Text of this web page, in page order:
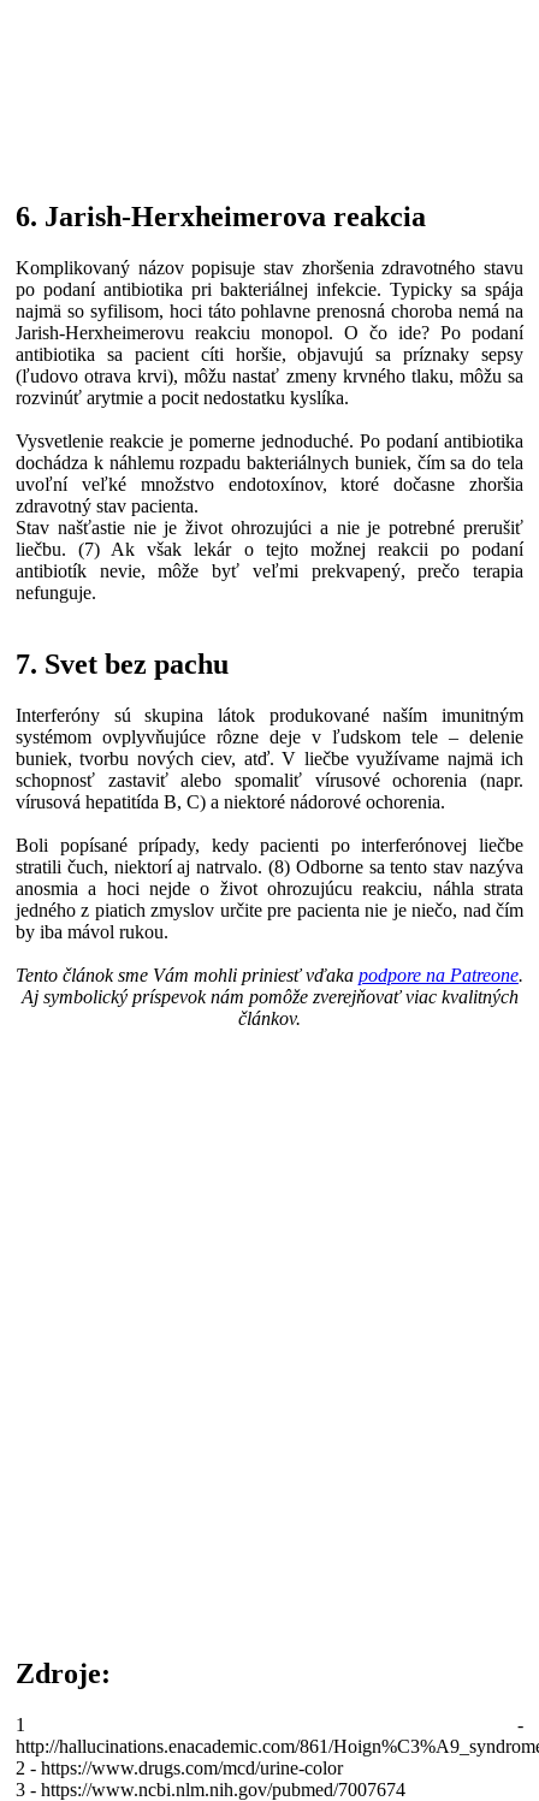
6. Jarish-Herxheimerova reakcia
Komplikovaný názov popisuje stav zhoršenia zdravotného stavu
po podaní antibiotika pri bakteriálnej infekcie. Typicky sa spája
najmä so syfilisom, hoci táto pohlavne prenosná choroba nemá na
Jarish-Herxheimerovu reakciu monopol. O čo ide? Po podaní
antibiotika sa pacient cíti horšie, objavujú sa príznaky sepsy
(ľudovo otrava krvi), môžu nastať zmeny krvného tlaku, môžu sa
rozvinúť arytmie a pocit nedostatku kyslíka.
Vysvetlenie reakcie je pomerne jednoduché. Po podaní antibiotika
dochádza k náhlemu rozpadu bakteriálnych buniek, čím sa do tela
uvoľní veľké množstvo endotoxínov, ktoré dočasne zhoršia
zdravotný stav pacienta.
Stav našťastie nie je život ohrozujúci a nie je potrebné prerušiť
liečbu. (7) Ak však lekár o tejto možnej reakcii po podaní
antibiotík nevie, môže byť veľmi prekvapený, prečo terapia
nefunguje.
7. Svet bez pachu
Interferóny sú skupina látok produkované naším imunitným
systémom ovplyvňujúce rôzne deje v ľudskom tele – delenie
buniek, tvorbu nových ciev, atď. V liečbe využívame najmä ich
schopnosť zastaviť alebo spomaliť vírusové ochorenia (napr.
vírusová hepatitída B, C) a niektoré nádorové ochorenia.
Boli popísané prípady, kedy pacienti po interferónovej liečbe
stratili čuch, niektorí aj natrvalo. (8) Odborne sa tento stav nazýva
anosmia a hoci nejde o život ohrozujúcu reakciu, náhla strata
jedného z piatich zmyslov určite pre pacienta nie je niečo, nad čím
by iba mávol rukou.
Tento článok sme Vám mohli priniesť vďaka podpore na Patreone.
Aj symbolický príspevok nám pomôže zverejňovať viac kvalitných
článkov.
Zdroje:
1 -
http://hallucinations.enacademic.com/861/
2 - https://www.drugs.com/mcd/urine-color
3 - https://www.ncbi.nlm.nih.gov/pubmed/7007674